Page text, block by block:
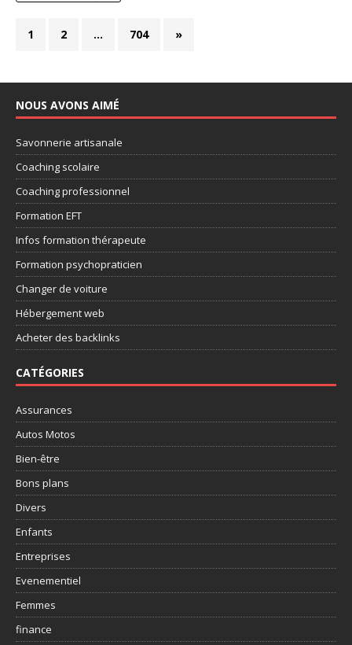
1 2 … 704 »
NOUS AVONS AIMÉ
Savonnerie artisanale
Coaching scolaire
Coaching professionnel
Formation EFT
Infos formation thérapeute
Formation psychopraticien
Changer de voiture
Hébergement web
Acheter des backlinks
CATÉGORIES
Assurances
Autos Motos
Bien-être
Bons plans
Divers
Enfants
Entreprises
Evenementiel
Femmes
finance